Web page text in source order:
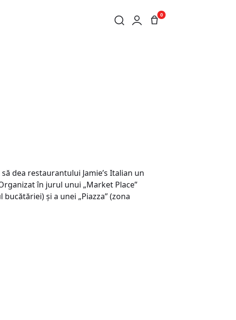
0
dea restaurantului Jamie’s Italian un
în jurul unui „Market Place”
şi a unei „Piazza” (zona